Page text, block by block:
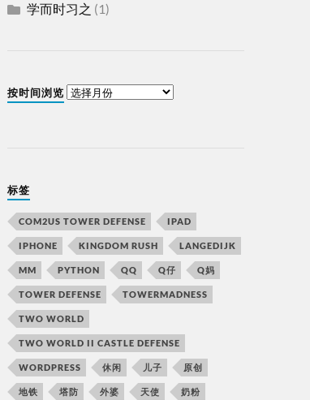
学而时习之 (1)
按时间浏览
标签
COM2US TOWER DEFENSE IPAD
IPHONE KINGDOM RUSH LANGEDIJK
MM PYTHON QQ Q仔 Q妈
TOWER DEFENSE TOWERMADNESS
TWO WORLD
TWO WORLD II CASTLE DEFENSE
WORDPRESS 休闲 儿子 原创
地铁 塔防 外婆 天使 奶粉